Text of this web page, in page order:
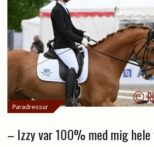
Paradressur
– Izzy var 100% med mig hele